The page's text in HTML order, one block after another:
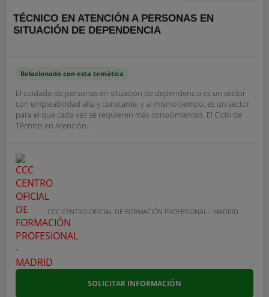
TÉCNICO EN ATENCIÓN A PERSONAS EN
SITUACIÓN DE DEPENDENCIA
Relacionado con esta temática
El cuidado de personas en situación de dependencia es un sector
con empleabilidad alta y constante, y al mismo tiempo, es un sector
para el que cada vez se requieren más conocimientos. El Ciclo de
Técnico en Atención...
CCC CENTRO OFICIAL DE FORMACIÓN PROFESIONAL - MADRID
SOLICITAR INFORMACIÓN